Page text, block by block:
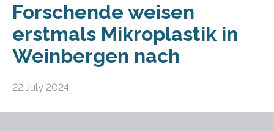
Forschende weisen
erstmals Mikroplastik in
Weinbergen nach
22 July 2024